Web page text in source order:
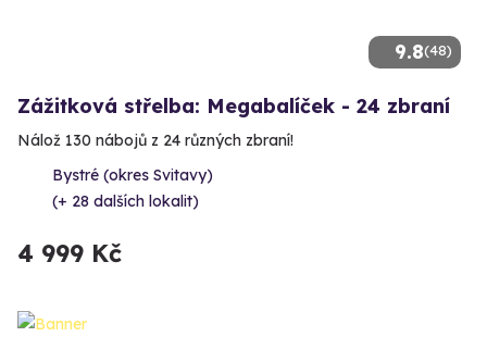
9.8(48)
Zážitková střelba: Megabalíček - 24 zbraní
Nálož 130 nábojů z 24 různých zbraní!
Bystré (okres Svitavy)
(+ 28 dalších lokalit)
4 999 Kč